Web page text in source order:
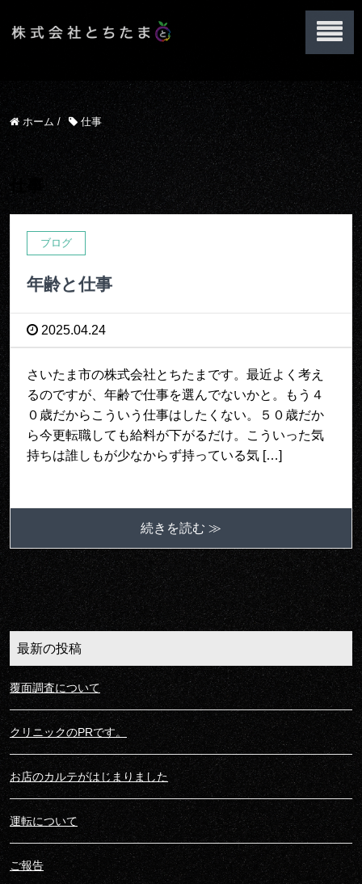
ホーム / 仕事
仕事
ブログ
年齢と仕事
2025.04.24
さいたま市の株式会社とちたまです。最近よく考え
るのですが、年齢で仕事を選んでないかと。もう４
０歳だからこういう仕事はしたくない。５０歳だか
ら今更転職しても給料が下がるだけ。こういった気
持ちは誰しもが少なからず持っている気 […]
続きを読む ≫
最新の投稿
覆面調査について
クリニックのPRです。
お店のカルテがはじまりました
運転について
ご報告